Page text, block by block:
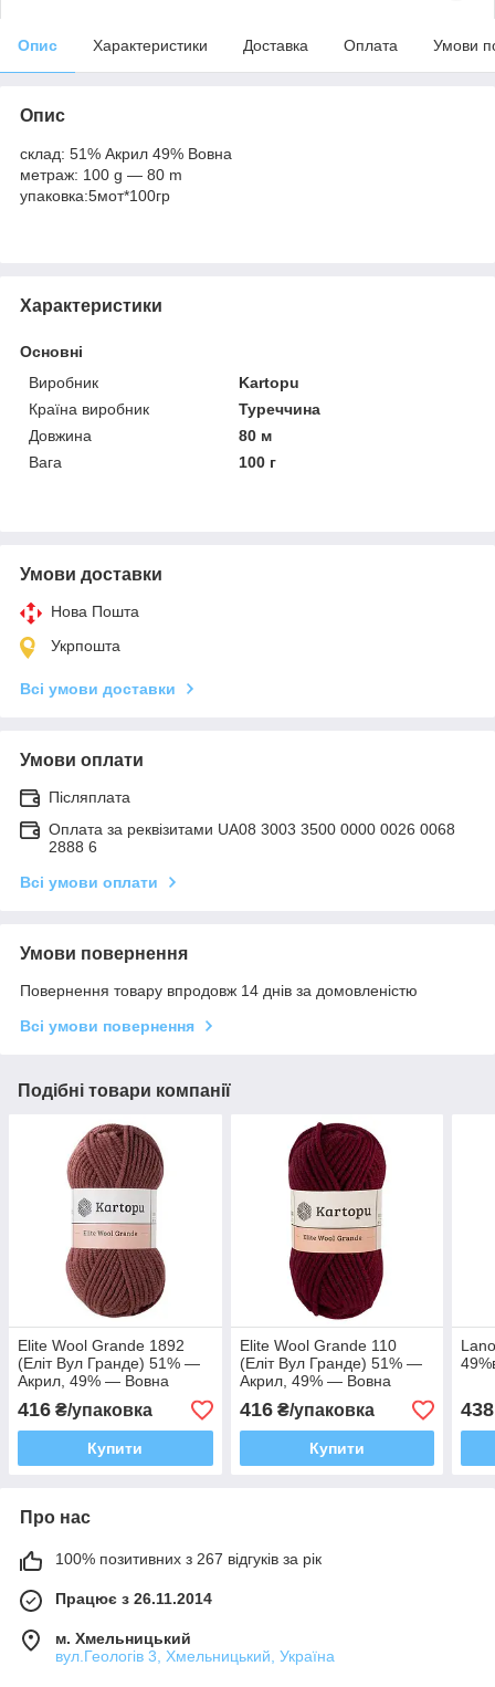
Опис Характеристики Доставка Оплата Умови
Опис
склад: 51% Акрил 49% Вовна
метраж: 100 g — 80 m
упаковка:5мот*100гр
Характеристики
Основні
Виробник
Kartopu
Країна виробник
Туреччина
Довжина
80 м
Вага
100 г
Умови доставки
Нова Пошта
Укрпошта
Всі умови доставки
Умови оплати
Післяплата
Оплата за реквізитами UA08 3003 3500 0000 0026 0068
2888 6
Всі умови оплати
Умови повернення
Повернення товару впродовж 14 днів за домовленістю
Всі умови повернення
Подібні товари компанії
Elite Wool Grande 1892
(Еліт Вул Гранде) 51% —
Акрил, 49% — Вовна
416 ₴/упаковка
Купити
Elite Wool Grande 110
(Еліт Вул Гранде) 51% —
Акрил, 49% — Вовна
416₴/упаковка
Купити
438
Про нас
100% позитивних з 267 відгуків за рік
Працює з 26.11.2014
м. Хмельницький
вул.Геологів 3, Хмельницький, Україна